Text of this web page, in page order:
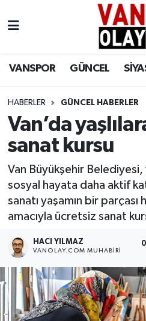
VANSPOR GÜNCEL
HABERLER GÜNCEL HABERLER
Van’da
sanat kursu
Van Büyükşehir Belediyesi,
sosyal hayata daha aktif
sanatı yaşamın bir
amacıyla ücretsiz sanat
HACI YILMAZ
VANOLAY.COM MUHABIRI
Siyaset
Ekonomi
Sağlık
Eğitim
RESMİ İLANLAR
Van Nöbetçi Eczaneler
Van Namaz Vakitleri
Van Trafik Yoğunluk
Süper Lig Puan
Tüm Manşetler